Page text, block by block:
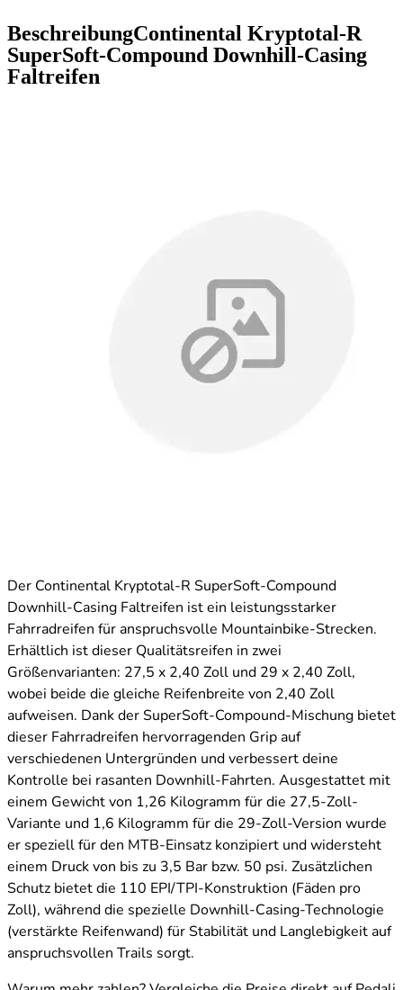
BeschreibungContinental Kryptotal-R
SuperSoft-Compound Downhill-Casing
Faltreifen
Der Continental Kryptotal-R SuperSoft-Compound
Downhill-Casing Faltreifen ist ein leistungsstarker
Fahrradreifen für anspruchsvolle Mountainbike-Strecken.
Erhältlich ist dieser Qualitätsreifen in zwei
Größenvarianten: 27,5 x 2,40 Zoll und 29 x 2,40 Zoll,
wobei beide die gleiche Reifenbreite von 2,40 Zoll
aufweisen. Dank der SuperSoft-Compound-Mischung bietet
dieser Fahrradreifen hervorragenden Grip auf
verschiedenen Untergründen und verbessert deine
Kontrolle bei rasanten Downhill-Fahrten. Ausgestattet mit
einem Gewicht von 1,26 Kilogramm für die 27,5-Zoll-
Variante und 1,6 Kilogramm für die 29-Zoll-Version wurde
er speziell für den MTB-Einsatz konzipiert und widersteht
einem Druck von bis zu 3,5 Bar bzw. 50 psi. Zusätzlichen
Schutz bietet die 110 EPI/TPI-Konstruktion (Fäden pro
Zoll), während die spezielle Downhill-Casing-Technologie
(verstärkte Reifenwand) für Stabilität und Langlebigkeit auf
anspruchsvollen Trails sorgt.